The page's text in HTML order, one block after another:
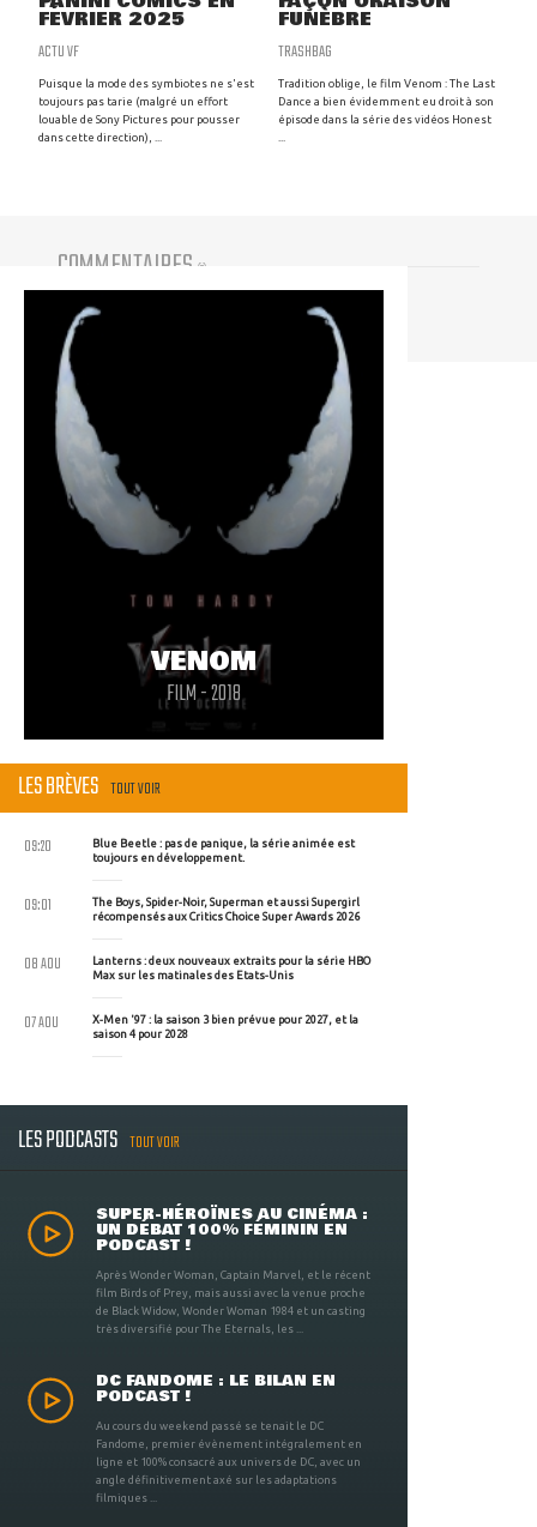
FÉVRIER 2025
ACTU VF
Puisque la mode des symbiotes ne s'est
toujours pas tarie (malgré un effort
louable de Sony Pictures pour pousser
dans cette direction), ...
FUNÈBRE
TRASHBAG
Tradition oblige, le film Venom : The Last
Dance a bien évidemment eu droit à son
épisode dans la série des vidéos Honest
COMMENTAIRES (0)
VENOM
FILM - 2018
LES BRÈVES TOUT VOIR
Blue Beetle : pas de panique, la série animée est
toujours en développement.
09:20
The Boys, Spider-Noir, Superman et aussi Supergirl
récompensés aux Critics Choice Super Awards 2026
09:01
Lanterns : deux nouveaux extraits pour la série HBO
Max sur les matinales des Etats-Unis
08 AOU
X-Men '97 : la saison 3 bien prévue pour 2027, et la
saison 4 pour 2028
07 AOU
LES PODCASTS TOUT VOIR
SUPER-HÉROÏNES AU CINÉMA :
UN DÉBAT 100% FÉMININ EN
PODCAST !
Après Wonder Woman, Captain Marvel, et le récent
film Birds of Prey, mais aussi avec la venue proche
de Black Widow, Wonder Woman 1984 et un casting
très diversifié pour The Eternals, les ...
DC FANDOME : LE BILAN EN
PODCAST !
Au cours du weekend passé se tenait le DC
Fandome, premier évènement intégralement en
ligne et 100% consacré aux univers de DC, avec un
angle définitivement axé sur les adaptations
filmiques ...